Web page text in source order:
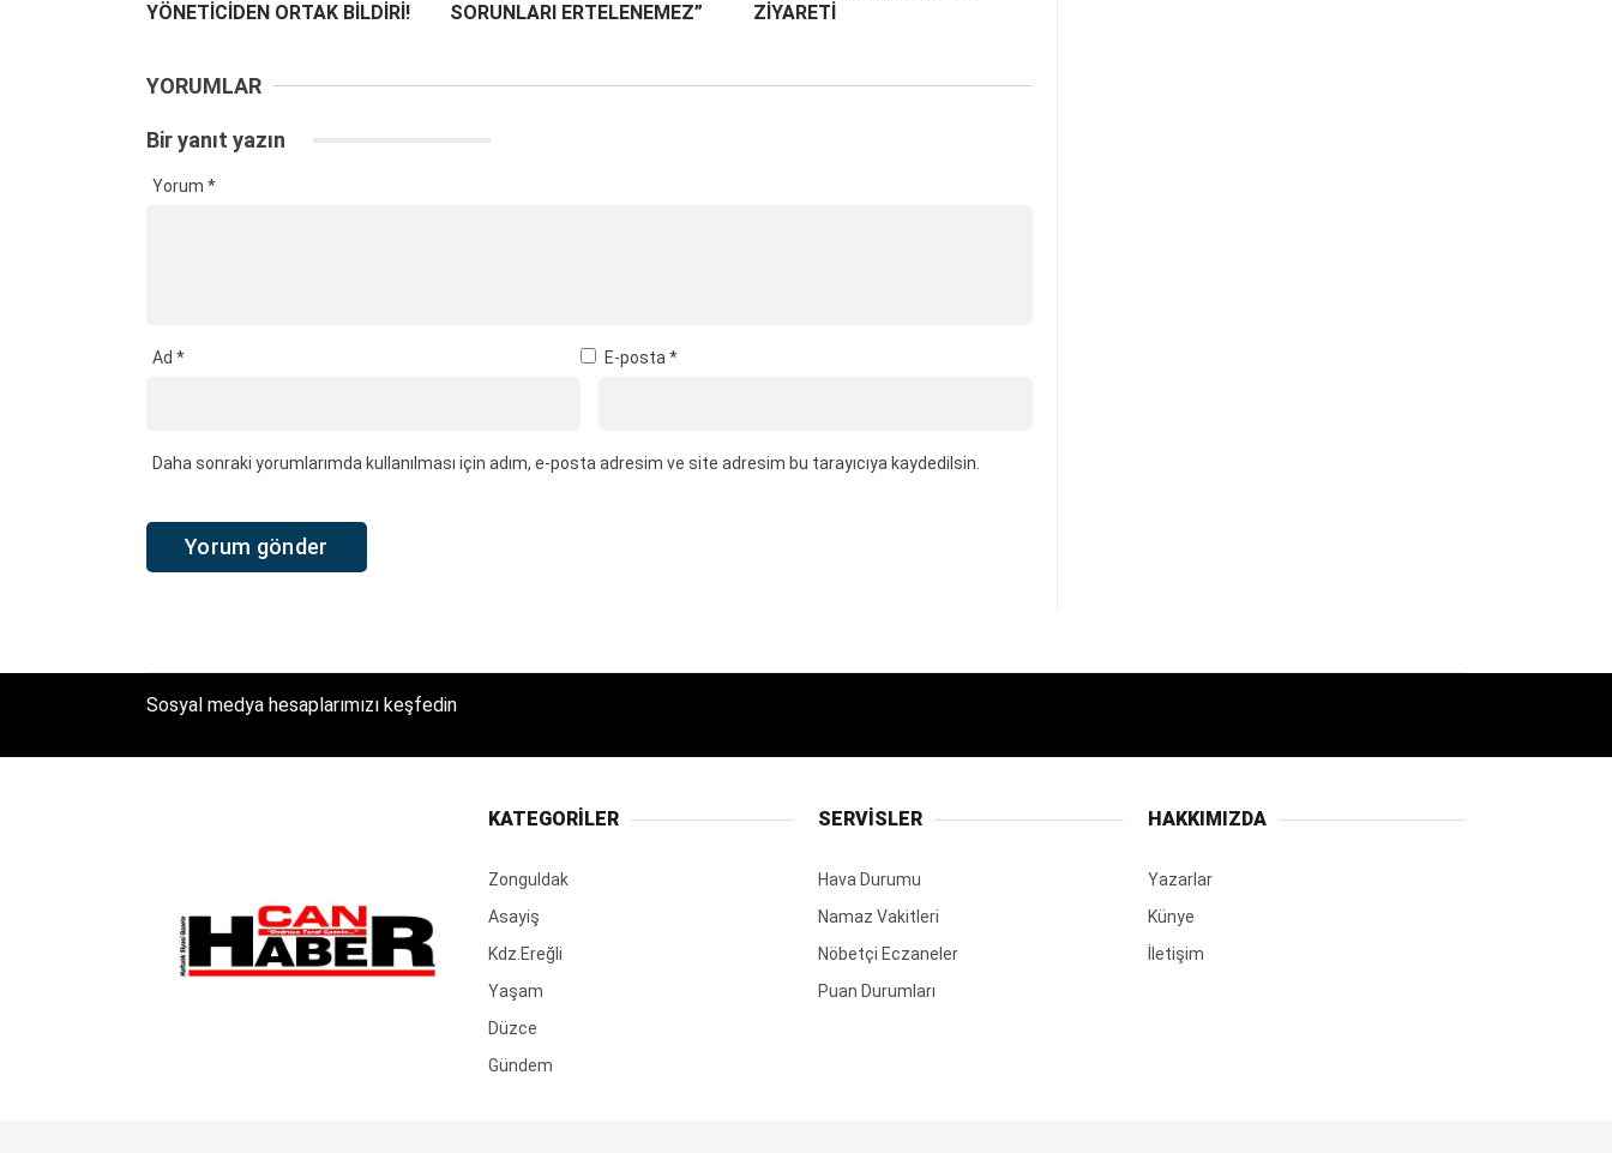
YÖNETİCİDEN ORTAK BİLDİRİ!
SORUNLARI ERTELENEMEZ”
ZİYARETİ
YORUMLAR
Bir yanıt yazın
Yorum *
Ad * E-posta*
Daha sonraki yorumlarımda kullanılması için adım, e-posta adresim ve site adresim bu tarayıcıya kaydedilsin.
Sosyal medya hesaplarımızı keşfedin
KATEGORİLER
Zonguldak
Asayiş
Kdz.Ereğli
Yaşam
Düzce
Gündem
SERVİSLER
Hava Durumu
Namaz Vakitleri
Nöbetçi Eczaneler
Puan Durumları
HAKKIMIZDA
Yazarlar
Künye
İletişim